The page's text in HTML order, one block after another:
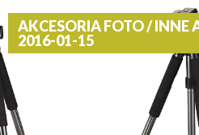
AKCESORIA FOTO / INNE
2016-01-15